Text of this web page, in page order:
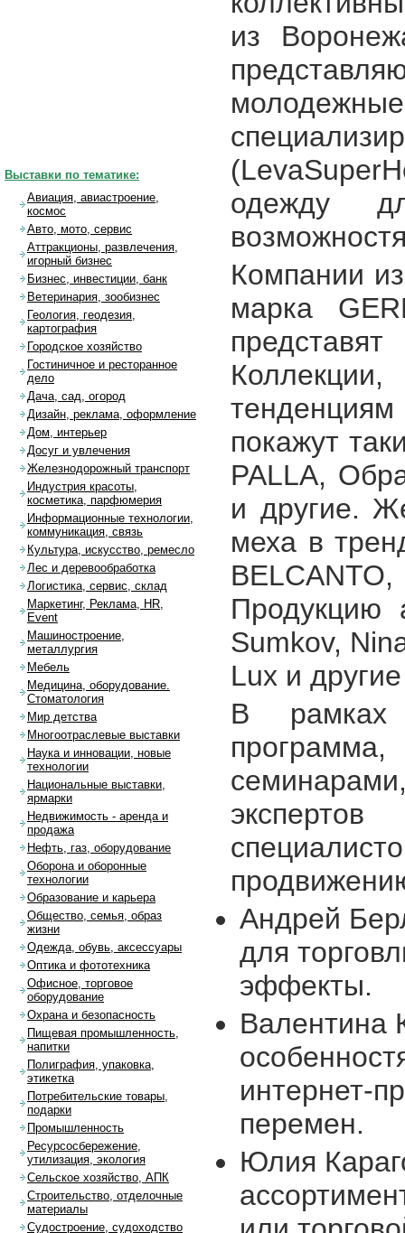
из
одежду
Компании
марка
покажут
PALLA,
и другие.
меха в
Продукцию
Sumkov,
Lux и
В рамках
Андрей
для
эффекты.
Валентина
интернет-
перемен.
Юлия
Выставки по тематике:
Авиация, авиастроение,
космос
Авто, мото, сервис
Аттракционы, развлечения,
игорный бизнес
Бизнес, инвестиции, банк
Ветеринария, зообизнес
Геология, геодезия,
картография
Городское хозяйство
Гостиничное и ресторанное
дело
Дача, сад, огород
Дизайн, реклама, оформление
Дом, интерьер
Досуг и увлечения
Железнодорожный транспорт
Индустрия красоты,
косметика, парфюмерия
Информационные технологии,
коммуникация, связь
Культура, искусство, ремесло
Лес и деревообработка
Логистика, сервис, склад
Маркетинг, Реклама, HR,
Event
Машиностроение,
металлургия
Мебель
Медицина, оборудование.
Стоматология
Мир детства
Многоотраслевые выставки
Наука и инновации, новые
технологии
Национальные выставки,
ярмарки
Недвижимость - аренда и
продажа
Нефть, газ, оборудование
Оборона и оборонные
технологии
Образование и карьера
Общество, семья, образ
жизни
Одежда, обувь, аксессуары
Оптика и фототехника
Офисное, торговое
оборудование
Охрана и безопасность
Пищевая промышленность,
напитки
Полиграфия, упаковка,
этикетка
Потребительские товары,
подарки
Промышленность
Ресурсосбережение,
утилизация, экология
Сельское хозяйство, АПК
Строительство, отделочные
материалы
Судостроение, судоходство